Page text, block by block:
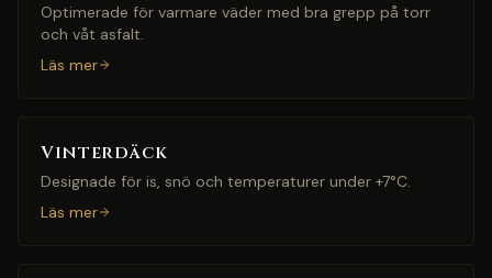
Optimerade för varmare väder med bra grepp på torr
och våt asfalt.
Läs mer
Vinterdäck
Designade för is, snö och temperaturer under +7°C.
Läs mer